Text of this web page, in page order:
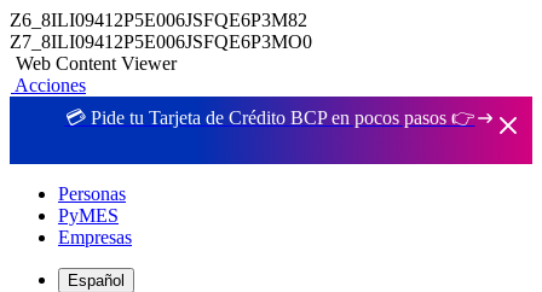
Z6_8ILI09412P5E006JSFQE6P3M82
Z7_8ILI09412P5E006JSFQE6P3MO0
Web Content Viewer
Acciones
💳 Pide tu Tarjeta de Crédito BCP en pocos pasos 👉
Personas
PyMES
Empresas
Español